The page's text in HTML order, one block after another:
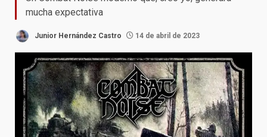
mucha expectativa
Junior Hernández Castro 14 de abril de 2023